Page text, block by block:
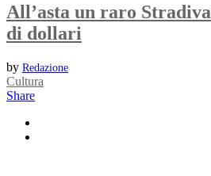
All’asta un raro
di dollari
by Redazione
Cultura
Share